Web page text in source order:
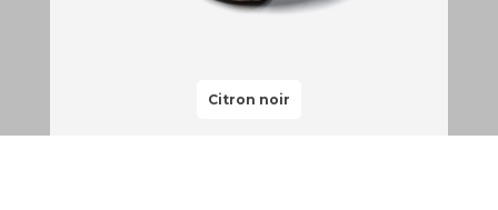
Citron noir